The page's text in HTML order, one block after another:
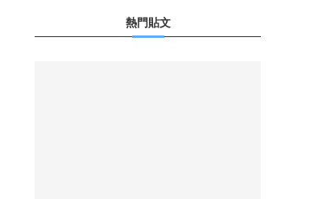
熱門貼文